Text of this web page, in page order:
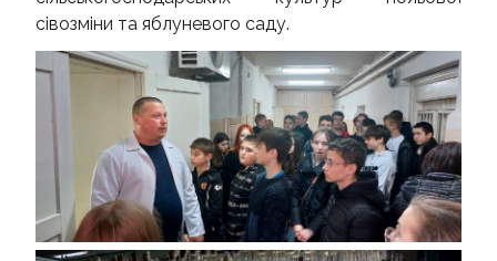
сівозміни та яблуневого саду.